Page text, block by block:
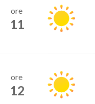
ore
11
ore
12